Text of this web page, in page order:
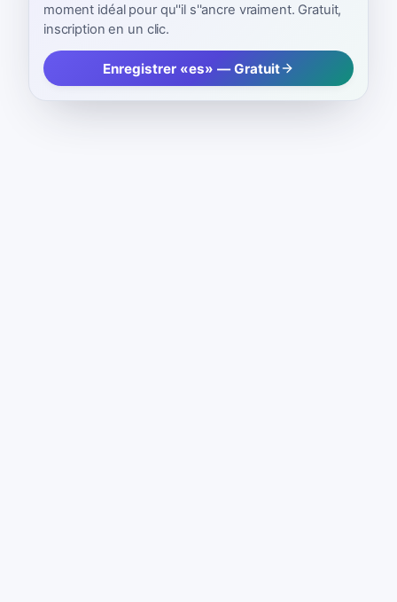
moment idéal pour qu''il s''ancre vraiment. Gratuit,
inscription en un clic.
Enregistrer «es» — Gratuit